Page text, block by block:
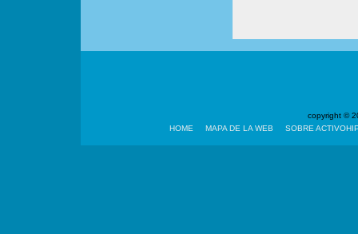
copyright ©
HOME
MAPA DE LA WEB SOBRE